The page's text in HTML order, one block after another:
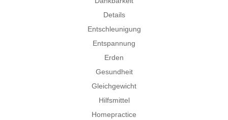
Details
Entschleunigung
Entspannung
Erden
Gesundheit
Gleichgewicht
Hilfsmittel
Homepractice